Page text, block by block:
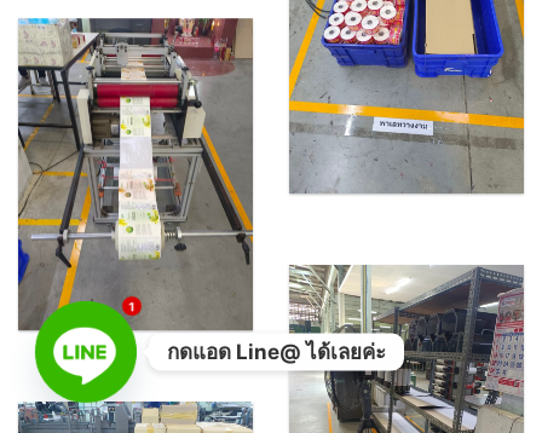
1
กดแอด Line@ ได้เลยค่ะ